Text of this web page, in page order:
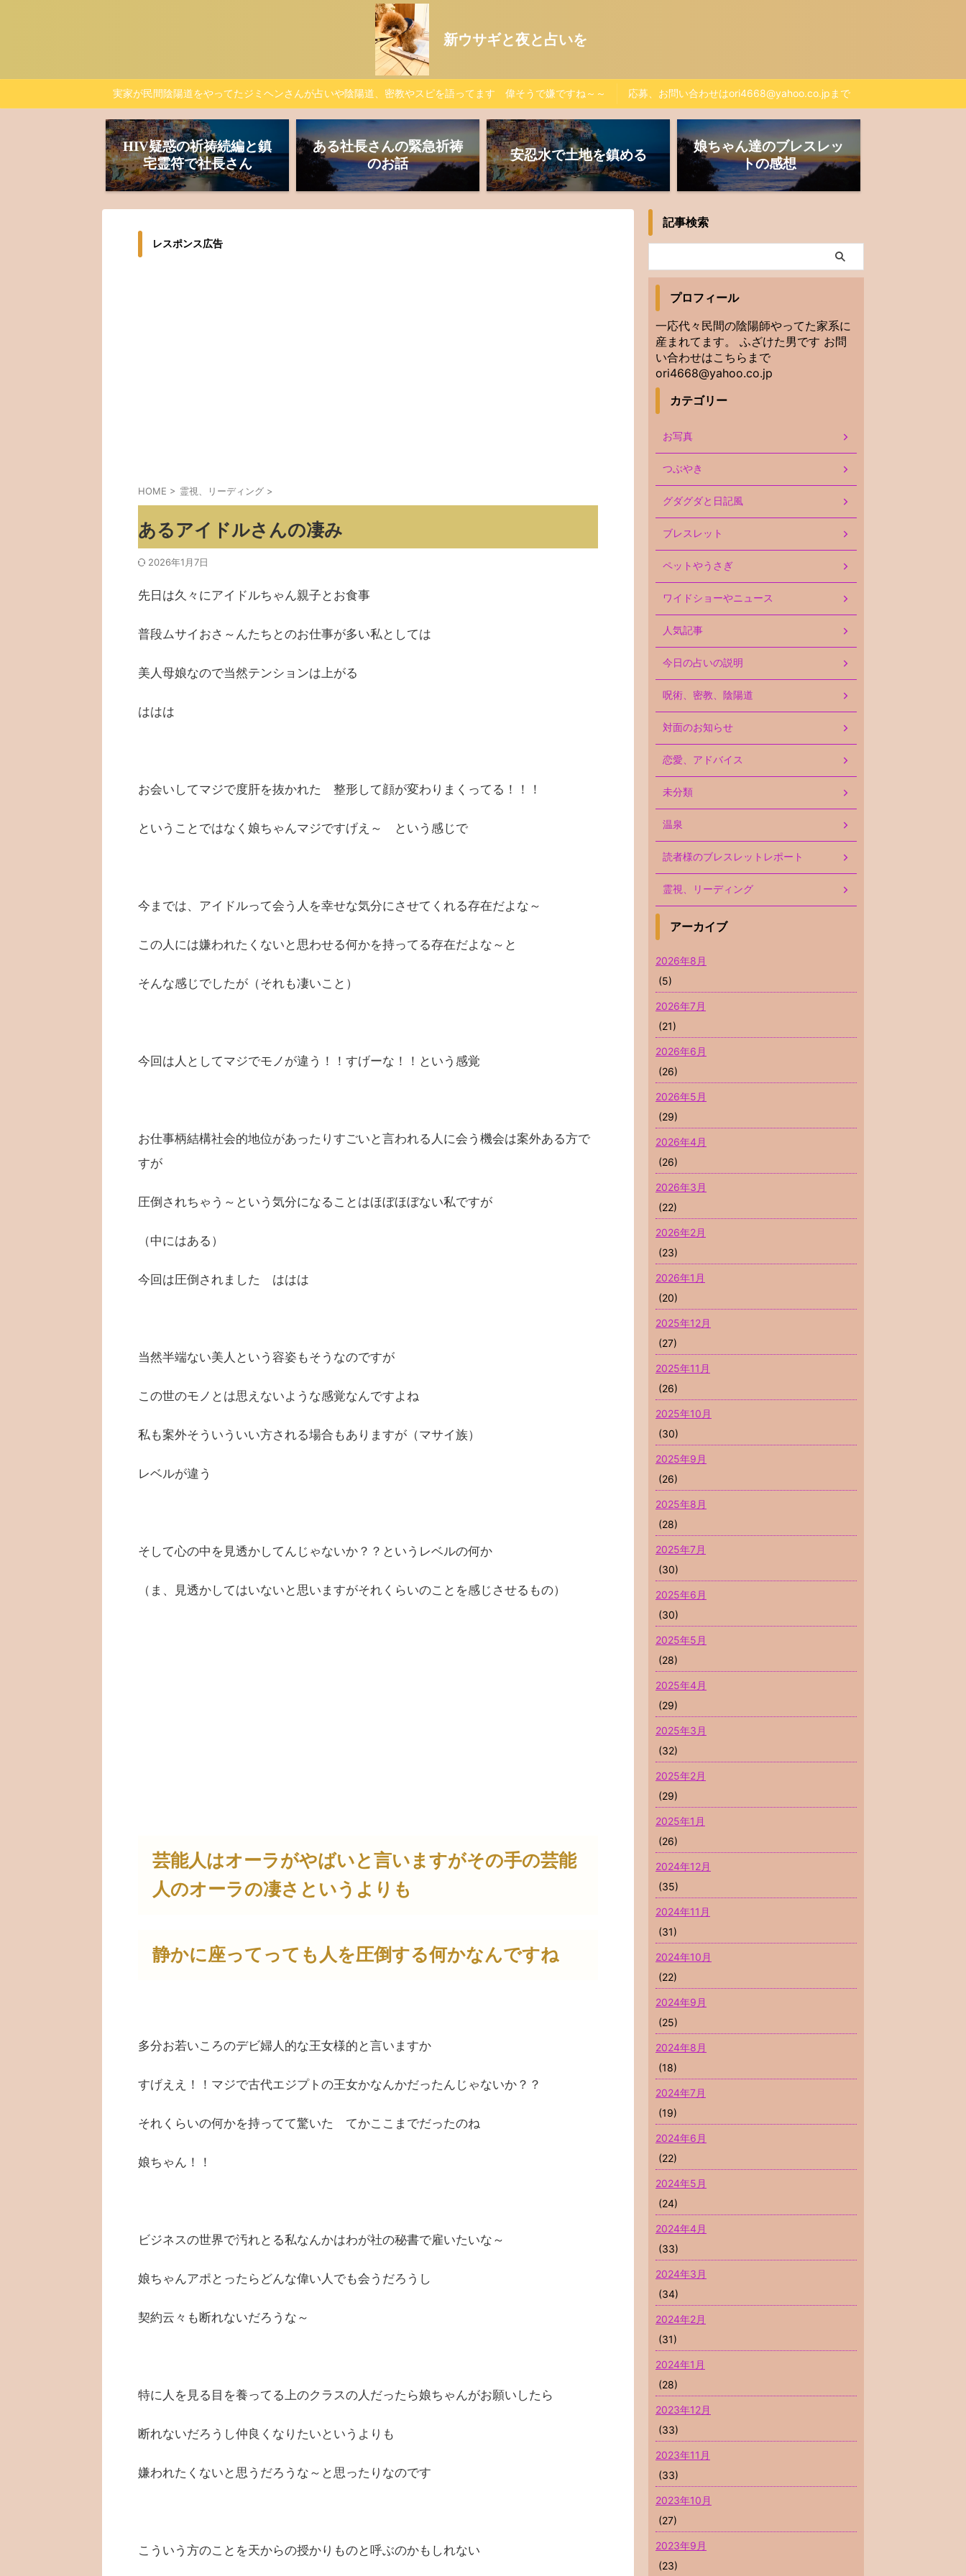
新ウサギと夜と占いを
実家が民間陰陽道をやってたジミヘンさんが占いや陰陽道、密教やスピを語ってます 偉そうで嫌ですね～～ 応募、お問い合わせはori4668@yahoo.co.jpまで
HIV疑惑の祈祷続編と鎮
宅霊符で社長さん
ある社長さんの緊急祈祷
のお話
安忍水で土地を鎮める
娘ちゃん達のブレスレッ
トの感想
レスポンス広告
HOME > 霊視、リーディング >
あるアイドルさんの凄み
2026年1月7日
先日は久々にアイドルちゃん親子とお食事
普段ムサイおさ～んたちとのお仕事が多い私としては
美人母娘なので当然テンションは上がる
ははは
お会いしてマジで度肝を抜かれた 整形して顔が変わりまくってる！！！
ということではなく娘ちゃんマジですげえ～ という感じで
今までは、アイドルって会う人を幸せな気分にさせてくれる存在だよな～
この人には嫌われたくないと思わせる何かを持ってる存在だよな～と
そんな感じでしたが（それも凄いこと）
今回は人としてマジでモノが違う！！すげーな！！という感覚
お仕事柄結構社会的地位があったりすごいと言われる人に会う機会は案外ある方で
すが
圧倒されちゃう～という気分になることはほぼほぼない私ですが
（中にはある）
今回は圧倒されました ははは
当然半端ない美人という容姿もそうなのですが
この世のモノとは思えないような感覚なんですよね
私も案外そういういい方される場合もありますが（マサイ族）
レベルが違う
そして心の中を見透かしてんじゃないか？？というレベルの何か
（ま、見透かしてはいないと思いますがそれくらいのことを感じさせるもの）
芸能人はオーラがやばいと言いますがその手の芸能
人のオーラの凄さというよりも
静かに座ってっても人を圧倒する何かなんですね
多分お若いころのデビ婦人的な王女様的と言いますか
すげええ！！マジで古代エジプトの王女かなんかだったんじゃないか？？
それくらいの何かを持ってて驚いた てかここまでだったのね
娘ちゃん！！
ビジネスの世界で汚れとる私なんかはわが社の秘書で雇いたいな～
娘ちゃんアポとったらどんな偉い人でも会うだろうし
契約云々も断れないだろうな～
特に人を見る目を養ってる上のクラスの人だったら娘ちゃんがお願いしたら
断れないだろうし仲良くなりたいというよりも
嫌われたくないと思うだろうな～と思ったりなのです
こういう方のことを天からの授かりものと呼ぶのかもしれない
記事検索
プロフィール
一応代々民間の陰陽師やってた家系に
産まれてます。 ふざけた男です お問
い合わせはこちらまで
ori4668@yahoo.co.jp
カテゴリー
お写真
つぶやき
グダグダと日記風
ブレスレット
ペットやうさぎ
ワイドショーやニュース
人気記事
今日の占いの説明
呪術、密教、陰陽道
対面のお知らせ
恋愛、アドバイス
未分類
温泉
読者様のブレスレットレポート
霊視、リーディング
アーカイブ
2026年8月
(5)
2026年7月
(21)
2026年6月
(26)
2026年5月
(29)
2026年4月
(26)
2026年3月
(22)
2026年2月
(23)
2026年1月
(20)
2025年12月
(27)
2025年11月
(26)
2025年10月
(30)
2025年9月
(26)
2025年8月
(28)
2025年7月
(30)
2025年6月
(30)
2025年5月
(28)
2025年4月
(29)
2025年3月
(32)
2025年2月
(29)
2025年1月
(26)
2024年12月
(35)
2024年11月
(31)
2024年10月
(22)
2024年9月
(25)
2024年8月
(18)
2024年7月
(19)
2024年6月
(22)
2024年5月
(24)
2024年4月
(33)
2024年3月
(34)
2024年2月
(31)
2024年1月
(28)
2023年12月
(33)
2023年11月
(33)
2023年10月
(27)
2023年9月
(23)